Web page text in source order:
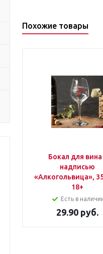
Похожие товары
Бокал для вина
надписью
«Алкогольвица»,
18+
Есть в
29.90 руб.